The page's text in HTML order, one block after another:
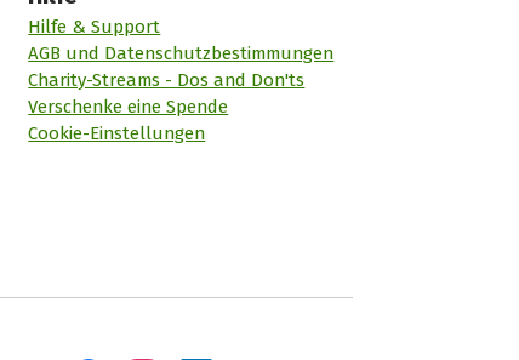
Hilfe & Support
AGB und Datenschutzbestimmungen
Charity-Streams - Dos and Don'ts
Verschenke eine Spende
Cookie-Einstellungen